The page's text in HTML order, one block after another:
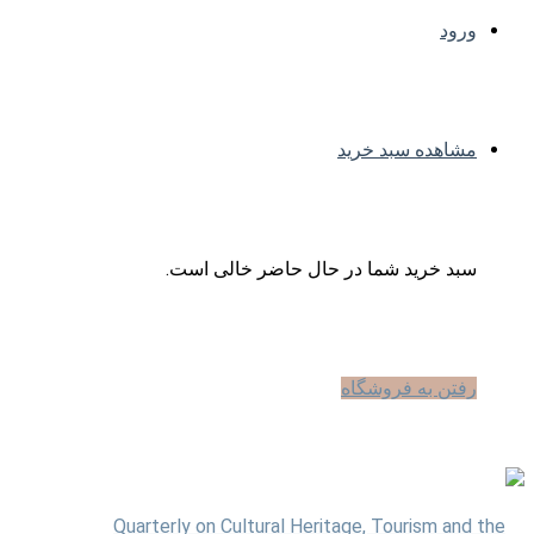
ورود
مشاهده سبد خرید
سبد خرید شما در حال حاضر خالی است.
رفتن به فروشگاه